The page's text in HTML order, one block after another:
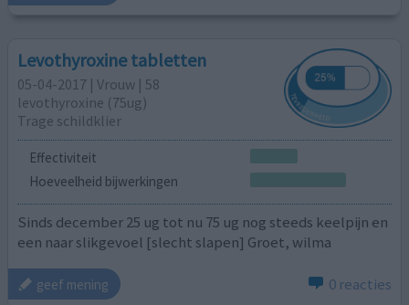
Levothyroxine tabletten
05-04-2017 | Vrouw | 58
levothyroxine (75ug)
Trage schildklier
Effectiviteit
Hoeveelheid bijwerkingen
Sinds december 25 ug tot nu 75 ug nog steeds keelpijn en
een naar slikgevoel [slecht slapen] Groet, wilma
geef mening 0 reacties